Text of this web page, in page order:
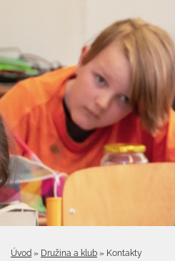
Úvod » Družina a klub » Kontakty